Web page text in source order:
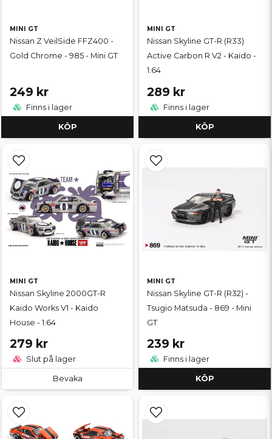
MINI GT
Nissan Z VeilSide FFZ400 -
Gold Chrome - 985 - Mini GT
249 kr
Finns i lager
KÖP
MINI GT
Nissan Skyline GT-R (R33)
Active Carbon R V2 - Kaido -
1:64
289 kr
Finns i lager
KÖP
MINI GT
Nissan Skyline 2000GT-R
Kaido Works V1 - Kaido
House - 1:64
279 kr
Slut på lager
Bevaka
MINI GT
Nissan Skyline GT-R (R32) -
Tsugio Matsuda - 869 - Mini
GT
239 kr
Finns i lager
KÖP